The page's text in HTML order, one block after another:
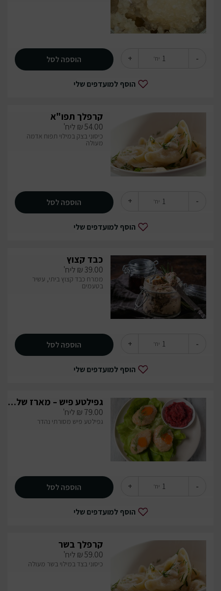
- יח' + הוספה לסל
הוסף למועדפים שלי
קרפלך תפו"א
₪54.00 ליח'
כיסוני בצק במילוי תפוח אדמה
מעולה
- יח' + הוספה לסל
הוסף למועדפים שלי
כבד קצוץ
₪39.00 ליח'
ממרח כבד קצוץ ביתי, עשיר
בטעמים
- יח' + הוספה לסל
הוסף למועדפים שלי
גפילטע פיש – מארז של 5 יחידות
₪79.00 ליח'
גפילטע פיש מסורתי נהדר
- יח' + הוספה לסל
הוסף למועדפים שלי
קרפלך בשר
₪59.00 ליח'
כיסוני בצד במילוי בשר מעולה